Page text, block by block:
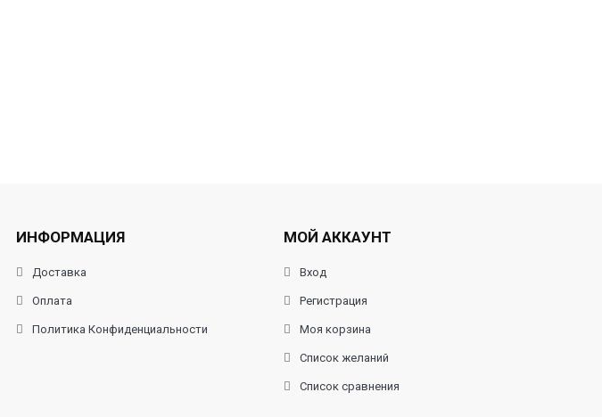
ИНФОРМАЦИЯ
Доставка
Оплата
Политика Конфиденциальности
МОЙ АККАУНТ
Вход
Регистрация
Моя корзина
Список желаний
Список сравнения